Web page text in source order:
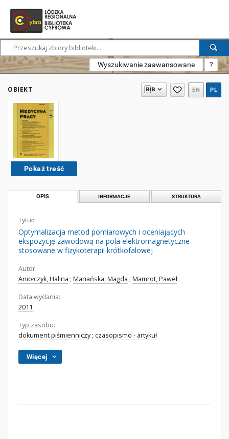
Wyszukiwanie zaawansowane ?
OBIEKT EN PL
Pokaż treść
OPIS INFORMACJE STRUKTURA
Tytuł:
Optymalizacja metod pomiarowych i oceniających
ekspozycję zawodową na pola elektromagnetyczne
stosowane w fizykoterapii krótkofalowej
Autor:
Aniołczyk, Halina ; Mariańska, Magda ; Mamrot, Paweł
Data wydania:
2011
Typ zasobu:
dokument piśmienniczy; czasopismo - artykuł
Więcej